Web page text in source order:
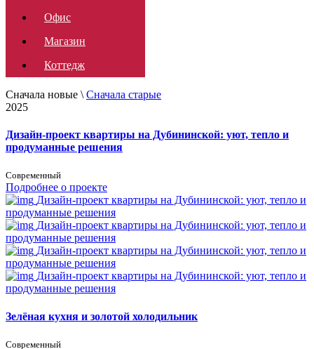
Офис
Магазин
Коттедж
Сначала новые \ Сначала старые
2025
Дизайн-проект квартиры на Дубининской: уют, тепло и
продуманные решения
Современный
Подробнее о проекте
Дизайн-проект квартиры на Дубининской: уют, тепло и
продуманные решения
Дизайн-проект квартиры на Дубининской: уют, тепло и
продуманные решения
Дизайн-проект квартиры на Дубининской: уют, тепло и
продуманные решения
Дизайн-проект квартиры на Дубининской: уют, тепло и
продуманные решения
Зелёная кухня и золотой холодильник
Современный